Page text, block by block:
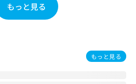
もっと見る
もっと見る